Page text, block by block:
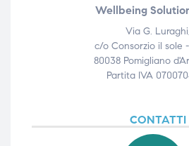
Wellbeing
Via G. Luraghi,
c/o Consorzio il sole
80038 Pomigliano
Partita IVA
CONTATTI